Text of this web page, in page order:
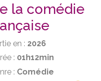
la comédie
en : 2026
: 01h12min
: Comédie